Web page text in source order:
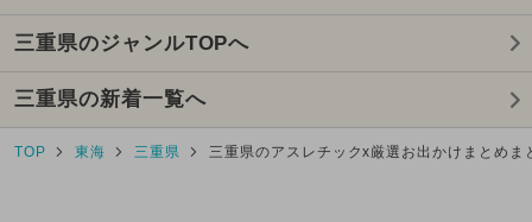
三重県のジャンルTOPへ
三重県の新着一覧へ
TOP 東海 三重県 三重県のアスレチックx厳選お出かけまとめま